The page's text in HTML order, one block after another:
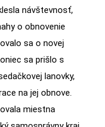
návštevnosť,
o obnovenie
sa o novej
sa prišlo s
lanovky,
na jej obnove.
miestna